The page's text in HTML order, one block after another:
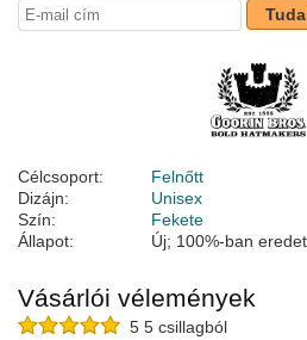
Célcsoport:
Felnőtt
Dizájn:
Unisex
Szín:
Fekete
Állapot:
Új; 100%-ban
Vásárlói vélemények
5 5 csillagból